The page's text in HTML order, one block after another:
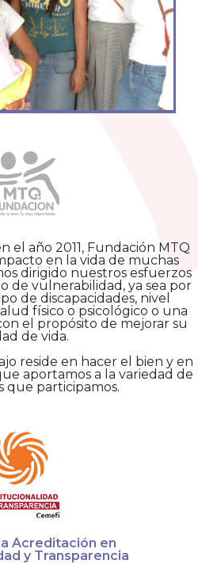
el año 2011, Fundación MTQ
en la vida de muchas
dirigido nuestros esfuerzos
de vulnerabilidad, ya sea por
de discapacidades, nivel
físico o psicológico o una
el propósito de mejorar su
de vida.
reside en hacer el bien y en
aportamos a la variedad de
que participamos.
Acreditación en
y Transparencia